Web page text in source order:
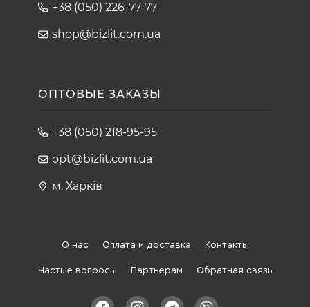
+38 (050) 226-77-77
shop@bizlit.com.ua
ОПТОВЫЕ ЗАКАЗЫ
+38 (050) 218-95-95
opt@bizlit.com.ua
м. Харків
О нас Оплата и доставка Контакты
Частые вопросы Партнерам Обратная связь